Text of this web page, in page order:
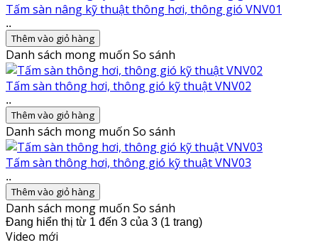
Tấm sàn nâng kỹ thuật thông hơi, thông gió VNV01
..
Thêm vào giỏ hàng
Danh sách mong muốn So sánh
Tấm sàn thông hơi, thông gió kỹ thuật VNV02
..
Thêm vào giỏ hàng
Danh sách mong muốn So sánh
Tấm sàn thông hơi, thông gió kỹ thuật VNV03
..
Thêm vào giỏ hàng
Danh sách mong muốn So sánh
Đang hiển thị từ 1 đến 3 của 3 (1 trang)
Video mới